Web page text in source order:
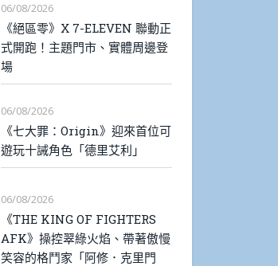
06/08/2026
《絕區零》X 7-ELEVEN 聯動正
式開跑！主題門市、實體周邊登
場
06/08/2026
《七大罪：Origin》迎來首位可
遊玩十誡角色「德里艾利」
06/08/2026
《THE KING OF FIGHTERS
AFK》操控翠綠火焰、帶著傲慢
笑容的格鬥家「阿修．克里門